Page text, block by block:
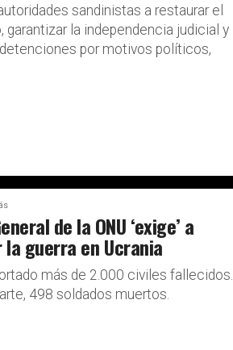
sandinistas a restaurar el
garantizar la independencia judicial y
por motivos políticos,
de la ONU ‘exige’ a
la guerra en Ucrania
más de 2.000 civiles fallecidos.
498 soldados muertos.